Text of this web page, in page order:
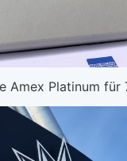
Amex Platinum für